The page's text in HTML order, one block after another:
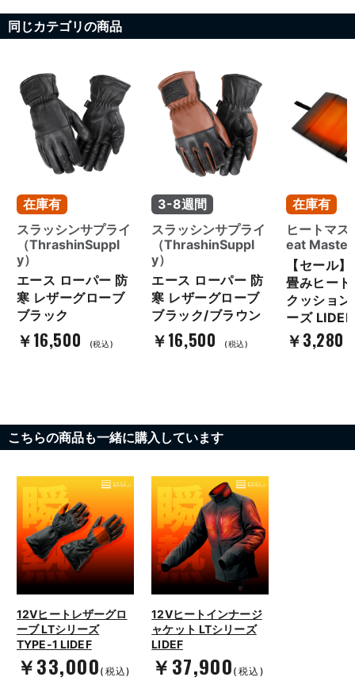
お買い物を続ける カートへ進む
同じカテゴリの商品
在庫有
スラッシンサプライ
（ThrashinSuppl
y）
エース ローパー 防
寒 レザーグローブ
ブラック
￥16,500 (税込)
3-8週間
スラッシンサプライ
（ThrashinSuppl
y）
エース ローパー 防
寒 レザーグローブ
ブラック/ブラウン
￥16,500 (税込)
在庫有
ヒートマス
eat
【セール
畳みヒー
クッショ
ーズ LIDEF
￥3,280
こちらの商品も一緒に購入しています
12Vヒートレザーグロ
ーブ LTシリーズ
TYPE-1 LIDEF
￥33,000 (税込)
12Vヒートインナージ
ャケット LTシリーズ
LIDEF
￥37,900 (税込)